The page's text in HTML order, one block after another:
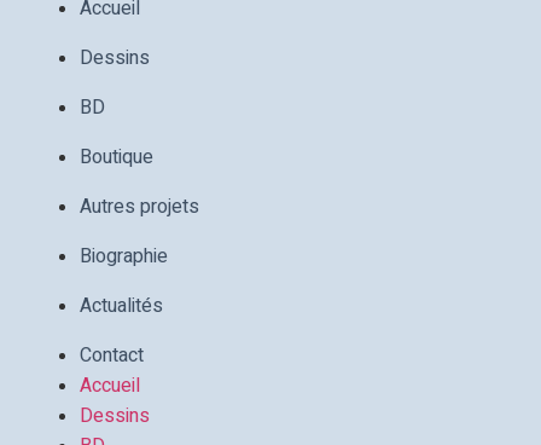
Accueil
Dessins
BD
Boutique
Autres projets
Biographie
Actualités
Contact
Accueil
Dessins